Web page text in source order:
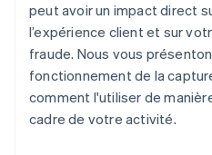
peut avoir un impact direct
l’expérience client et sur
fraude. Nous vous
fonctionnement de la
comment l'utiliser de
cadre de votre activité.